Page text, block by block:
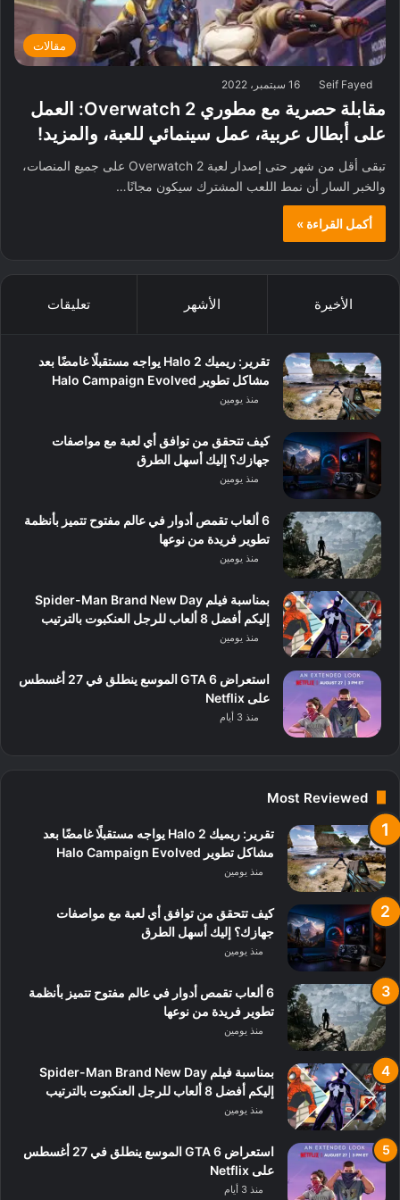
مقالات
Seif Fayed 16 سبتمبر، 2022
مقابلة حصرية مع مطوري Overwatch 2: العمل
على أبطال عربية، عمل سينمائي للعبة، والمزيد!
تبقى أقل من شهر حتى إصدار لعبة Overwatch 2 على جميع المنصات،
والخبر السار أن نمط اللعب المشترك سيكون مجانًا…
أكمل القراءة »
الأخيرة الأشهر تعليقات
تقرير: ريميك Halo 2 يواجه مستقبلًا غامضًا بعد
مشاكل تطوير Halo Campaign Evolved
منذ يومين
كيف تتحقق من توافق أي لعبة مع مواصفات
جهازك؟ إليك أسهل الطرق
منذ يومين
6 ألعاب تقمص أدوار في عالم مفتوح تتميز بأنظمة
تطوير فريدة من نوعها
منذ يومين
بمناسبة فيلم Spider-Man Brand New Day
إليكم أفضل 8 ألعاب للرجل العنكبوت بالترتيب
منذ يومين
استعراض GTA 6 الموسع ينطلق في 27 أغسطس
على Netflix
منذ 3 أيام
Most Reviewed
تقرير: ريميك Halo 2 يواجه مستقبلًا غامضًا بعد
مشاكل تطوير Halo Campaign Evolved
منذ يومين
كيف تتحقق من توافق أي لعبة مع مواصفات
جهازك؟ إليك أسهل الطرق
منذ يومين
6 ألعاب تقمص أدوار في عالم مفتوح تتميز بأنظمة
تطوير فريدة من نوعها
منذ يومين
بمناسبة فيلم Spider-Man Brand New Day
إليكم أفضل 8 ألعاب للرجل العنكبوت بالترتيب
منذ يومين
استعراض GTA 6 الموسع ينطلق في 27 أغسطس
على Netflix
منذ 3 أيام